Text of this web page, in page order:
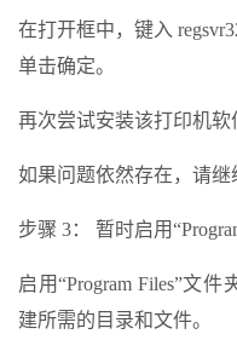
在打开框中，键入
单击确定。
再次尝试安装该打印机软
如果问题依然存在，请继
步骤 3： 暂时启用
启用“Program Files”文
建所需的目录和文件。